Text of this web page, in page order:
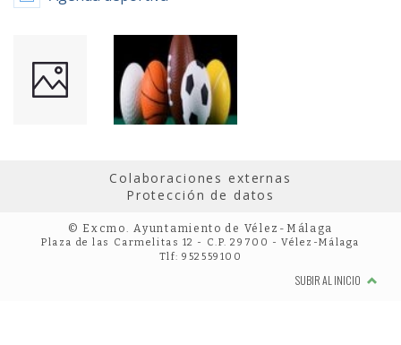
Colaboraciones externas
Protección de datos
© Excmo. Ayuntamiento de Vélez-Málaga
Plaza de las Carmelitas 12 - C.P. 29700 - Vélez-Málaga
Tlf: 952559100
SUBIR AL INICIO